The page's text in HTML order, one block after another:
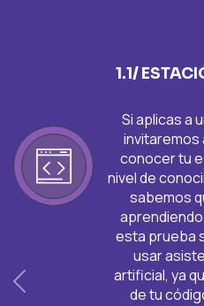
1.1/
Si aplicas a
invitaremos
conocer tu
nivel de
sabemos
esta prueba
usar
artificial, ya
de tu
Anterior